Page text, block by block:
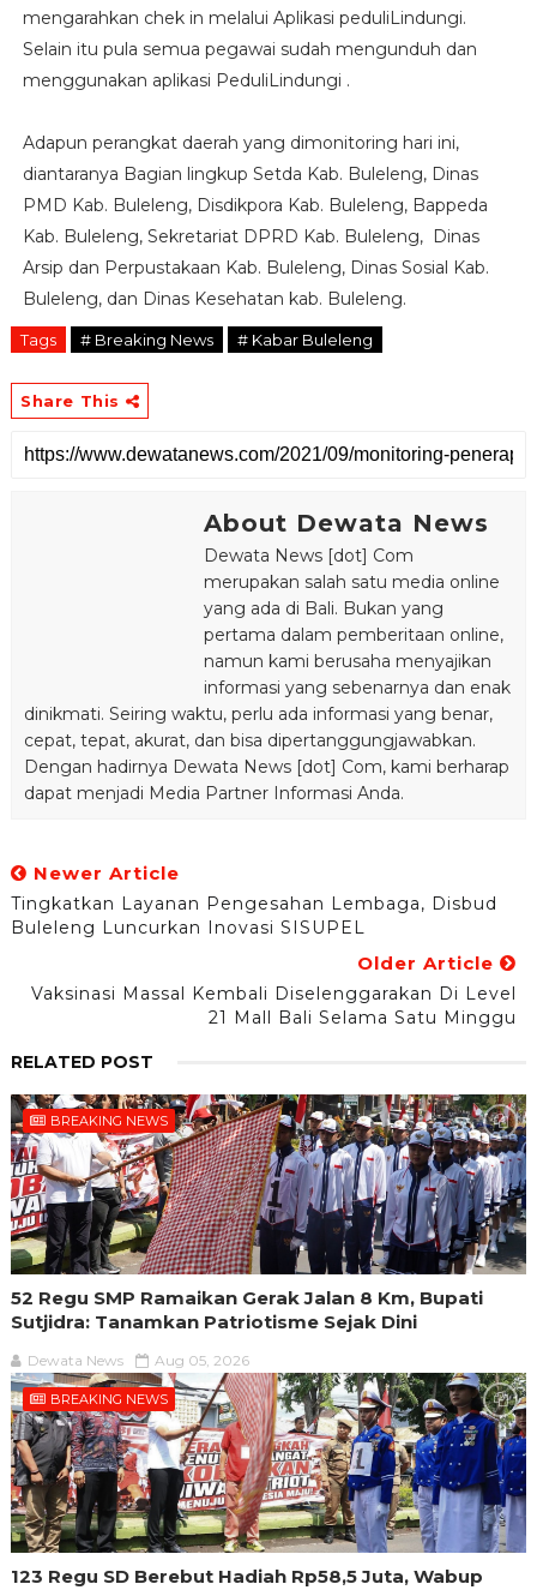
mengarahkan chek in melalui Aplikasi peduliLindungi.
Selain itu pula semua pegawai sudah mengunduh dan
menggunakan aplikasi PeduliLindungi .
Adapun perangkat daerah yang dimonitoring hari ini,
diantaranya Bagian lingkup Setda Kab. Buleleng, Dinas
PMD Kab. Buleleng, Disdikpora Kab. Buleleng, Bappeda
Kab. Buleleng, Sekretariat DPRD Kab. Buleleng, Dinas
Arsip dan Perpustakaan Kab. Buleleng, Dinas Sosial Kab.
Buleleng, dan Dinas Kesehatan kab. Buleleng.
Tags # Breaking News # Kabar Buleleng
Share This
About Dewata News
Dewata News [dot] Com
merupakan salah satu media online
yang ada di Bali. Bukan yang
pertama dalam pemberitaan online,
namun kami berusaha menyajikan
informasi yang sebenarnya dan enak
dinikmati. Seiring waktu, perlu ada informasi yang benar,
cepat, tepat, akurat, dan bisa dipertanggungjawabkan.
Dengan hadirnya Dewata News [dot] Com, kami berharap
dapat menjadi Media Partner Informasi Anda.
Newer Article
Tingkatkan Layanan Pengesahan Lembaga, Disbud
Buleleng Luncurkan Inovasi SISUPEL
Older Article
Vaksinasi Massal Kembali Diselenggarakan Di Level
21 Mall Bali Selama Satu Minggu
RELATED POST
BREAKING NEWS
52 Regu SMP Ramaikan Gerak Jalan 8 Km, Bupati
Sutjidra: Tanamkan Patriotisme Sejak Dini
Dewata News Aug 05, 2026
BREAKING NEWS
123 Regu SD Berebut Hadiah Rp58,5 Juta, Wabup